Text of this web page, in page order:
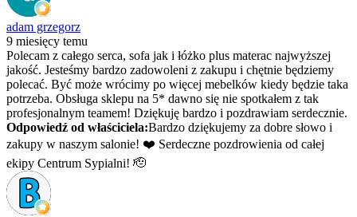
adam grzegorz
9 miesięcy temu
Polecam z całego serca, sofa jak i łóżko plus materac najwyższej
jakość. Jesteśmy bardzo zadowoleni z zakupu i chętnie będziemy
polecać. Być może wrócimy po więcej mebelków kiedy będzie taka
potrzeba. Obsługa sklepu na 5* dawno się nie spotkałem z tak
profesjonalnym teamem! Dziękuję bardzo i pozdrawiam serdecznie.
Odpowiedź od właściciela:Bardzo dziękujemy za dobre słowo i
zakupy w naszym salonie! ❤️ Serdeczne pozdrowienia od całej
ekipy Centrum Sypialni! 🫡